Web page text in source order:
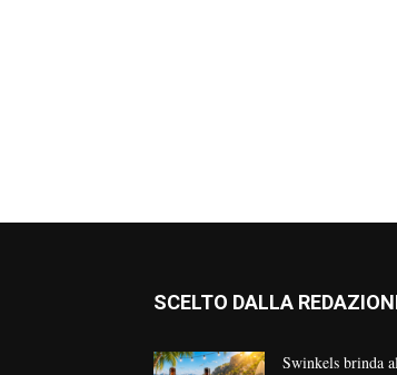
SCELTO DALLA
Swinkels brinda